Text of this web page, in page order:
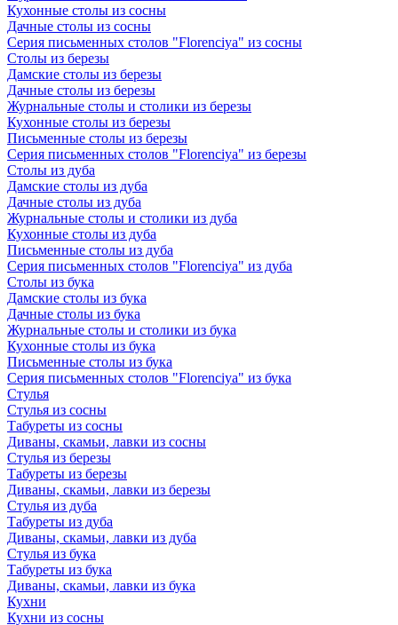
Кухонные столы из сосны
Дачные столы из сосны
Серия письменных столов "Florenciya" из сосны
Столы из березы
Дамские столы из березы
Дачные столы из березы
Журнальные столы и столики из березы
Кухонные столы из березы
Письменные столы из березы
Серия письменных столов "Florenciya" из березы
Столы из дуба
Дамские столы из дуба
Дачные столы из дуба
Журнальные столы и столики из дуба
Кухонные столы из дуба
Письменные столы из дуба
Серия письменных столов "Florenciya" из дуба
Столы из бука
Дамские столы из бука
Дачные столы из бука
Журнальные столы и столики из бука
Кухонные столы из бука
Письменные столы из бука
Серия письменных столов "Florenciya" из бука
Стулья
Стулья из сосны
Табуреты из сосны
Диваны, скамьи, лавки из сосны
Стулья из березы
Табуреты из березы
Диваны, скамьи, лавки из березы
Стулья из дуба
Табуреты из дуба
Диваны, скамьи, лавки из дуба
Стулья из бука
Табуреты из бука
Диваны, скамьи, лавки из бука
Кухни
Кухни из сосны